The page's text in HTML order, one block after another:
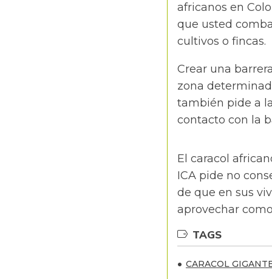
africanos en
que usted
cultivos o fincas.
Crear una
zona
también pide a
contacto con la
El caracol
ICA pide no
de que en sus
aprovechar
TAGS
CARACOL